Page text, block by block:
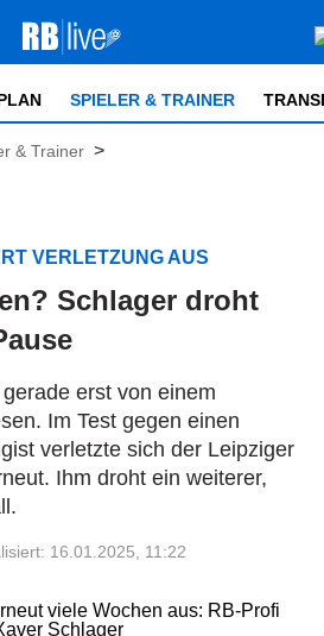
SPIELER & TRAINER
& Trainer >
VERLETZUNG AUS
Schlager droht
erst von einem
Im Test gegen einen
verletzte sich der Leipziger
Ihm droht ein weiterer,
16.01.2025, 11:22